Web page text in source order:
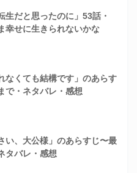
生だと思ったのに」53話・
幸せに生きられないかな
なくても結構です」のあらす
で・ネタバレ・感想
い、大公様」のあらすじ〜最
タバレ・感想